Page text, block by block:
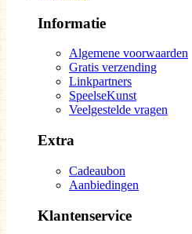
Informatie
Algemene voorwaarden
Gratis verzending
Linkpartners
SpeelseKunst
Veelgestelde vragen
Extra
Cadeaubon
Aanbiedingen
Klantenservice